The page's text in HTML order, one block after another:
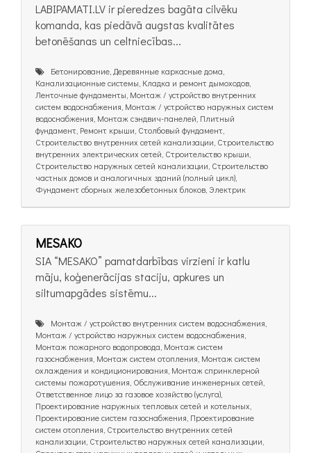
LABIPAMATI.LV ir pieredzes bagāta cilvēku
komanda, kas piedāvā augstas kvalitātes
betonēšanas un celtniecības...
Бетонирование, Деревянные каркасные дома,
Канализационные системы, Кладка и ремонт дымоходов,
Ленточные фундаменты, Монтаж / устройство внутренних
систем водоснабжения, Монтаж / устройство наружных систем
водоснабжения, Монтаж сэндвич-панелей, Плитный
фундамент, Ремонт крыши, Столбовый фундамент,
Строительство внутренних сетей канализации, Строительство
внутренних электрических сетей, Строительство крыши,
Строительство наружных сетей канализации, Строительство
частных домов и аналогичных зданий (полный цикл),
Фундамент сборных железобетонных блоков, Электрик
MESAKO
SIA “MESAKO” pamatdarbības virzieni ir katlu
māju, koģenerācijas staciju, apkures un
siltumapgādes sistēmu...
Монтаж / устройство внутренних систем водоснабжения,
Монтаж / устройство наружных систем водоснабжения,
Монтаж пожарного водопровода, Монтаж систем
газоснабжения, Монтаж систем отопления, Монтаж систем
охлаждения и кондиционирования, Монтаж спринклерной
системы пожаротушения, Обслуживание инженерных сетей,
Ответственное лицо за газовое хозяйство (услуга),
Проектирование наружных тепловых сетей и котельных,
Проектирование систем газоснабжения, Проектирование
систем отопления, Строительство внутренних сетей
канализации, Строительство наружных сетей канализации,